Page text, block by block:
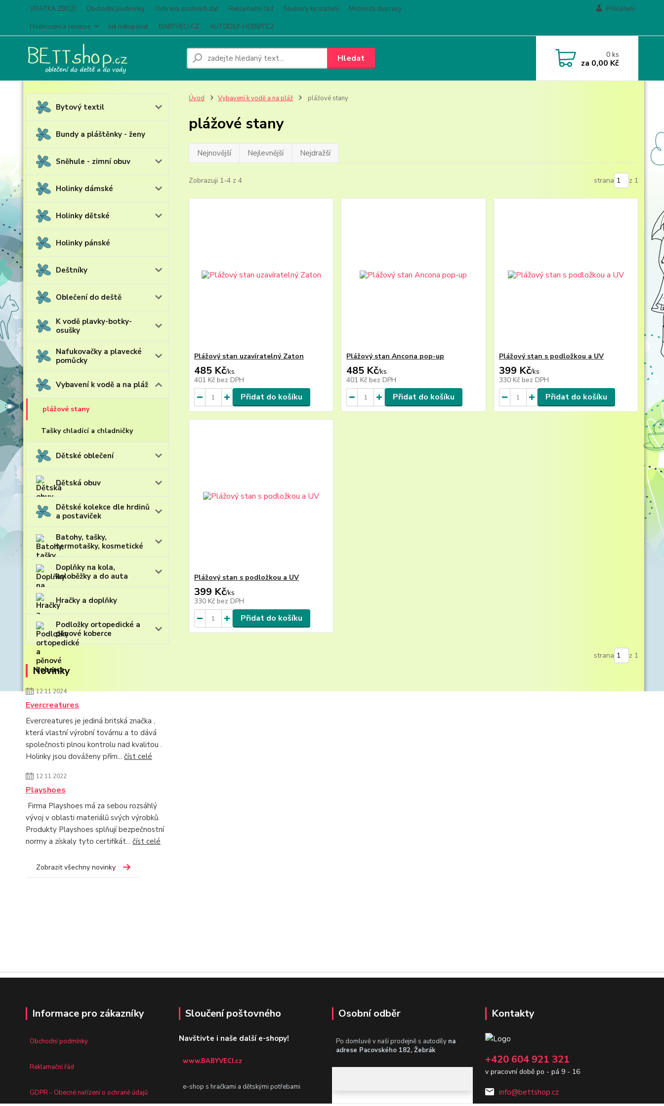
VRATKA ZBOŽÍ Obchodní podmínky Ochrana osobních dat Reklamační řád Soubory ke stažení
Možnosti dopravy
Hodnocení a recenze
Jak nakupovat BABYVECI.CZ AUTODILY-HOBBY.CZ
Přihlášení
Hledat 0ks
za 0,00 Kč
Bytový textil
Bundy a pláštěnky - ženy
Sněhule - zimní obuv
Holinky dámské
Holinky dětské
Holinky pánské
Deštníky
Oblečení do deště
K vodě plavky-botky-
osušky
Nafukovačky a plavecké
pomůcky
Vybavení k vodě a na pláž
plážové stany
Tašky chladící a chladničky
Dětské oblečení
Dětská obuv
Dětské kolekce dle hrdinů
a postaviček
Batohy, tašky,
termotašky, kosmetické
Doplňky na kola,
koloběžky a do auta
Hračky a doplňky
Podložky ortopedické a
pěnové koberce
Novinky
12.11.2024
Evercreatures
Evercreatures je jediná britská značka ,
která vlastní výrobní továrnu a to dává
společnosti plnou kontrolu nad kvalitou .
Holinky jsou dováženy přím... číst celé
12.11.2022
Playshoes
Firma Playshoes má za sebou rozsáhlý
vývoj v oblasti materiálů svých výrobků.
Produkty Playshoes splňují bezpečnostní
normy a získaly tyto certifikát... číst celé
Zobrazit všechny novinky
Úvod Vybavení k vodě a na pláž plážové stany
plážové stany
Nejnovější Nejlevnější Nejdražší
Zobrazuji 1-4 z 4 strana z 1
Plážový stan uzavíratelný Zaton
485 Kč/ks
401 Kč bez DPH
Přidat do košíku
Plážový stan Ancona pop-up
485 Kč/ks
401 Kč bez DPH
Přidat do košíku
Plážový stan s podložkou a UV
399 Kč/ks
330 Kč bez DPH
Přidat do košíku
Plážový stan s podložkou a UV
399 Kč/ks
330 Kč bez DPH
Přidat do košíku
strana z 1
Informace pro zákazníky
Obchodní podmínky
Reklamační řád
GDPR - Obecné nařízení o ochraně údajů
Sloučení poštovného
Navštivte i naše další e-shopy!
www.BABYVECI.cz
e-shop s hračkami a dětskými potřebami
Osobní odběr
Po domluvě v naší prodejně s autodíly na
adrese Pacovského 182, Žebrák
Kontakty
+420 604 921 321
v pracovní době po - pá 9 - 16
info@bettshop.cz